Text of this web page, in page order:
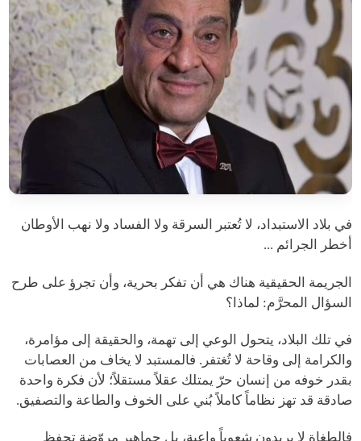
في بلاد الاستبداد، لا تُعتبر السرقة ولا الفساد ولا نهب الأوطان
أخطر الجرائم ...
الجريمة الحقيقية هناك هي أن تفكر بحرية، وأن تجرؤ على طرح
السؤال المحرَّم: لماذا؟
في تلك البلاد، يتحول الوعي إلى تهمة، والحقيقة إلى مؤامرة،
والكرامة إلى وقاحة لا تُغتفر. فالمستبد لا يخاف من العصابات
بقدر خوفه من إنسان حرّ يمتلك عقلاً مستقلاً؛ لأن فكرة واحدة
صادقة قد تهز نظاماً كاملاً بُني على الخوف والطاعة والتصفيق.
فالطغاة لا يريدون شعوباً واعية، بل جماهير مروّضة تحفظ